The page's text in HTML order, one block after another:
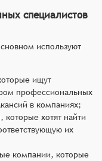
специалистов
используют
ищут
профессиональных
в компаниях;
которые хотят найти
их
компании, которые